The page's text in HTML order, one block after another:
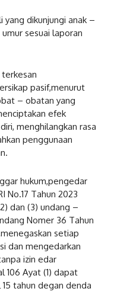
dikunjungi anak –
sesuai laporan
pasif,menurut
– obatan yang
efek
menghilangkan rasa
penggunaan
hukum,pengedar
No.17 Tahun 2023
dan (3) undang –
Nomer 36 Tahun
setiap
dan mengedarkan
izin edar
106 Ayat (1) dapat
tahun degan denda